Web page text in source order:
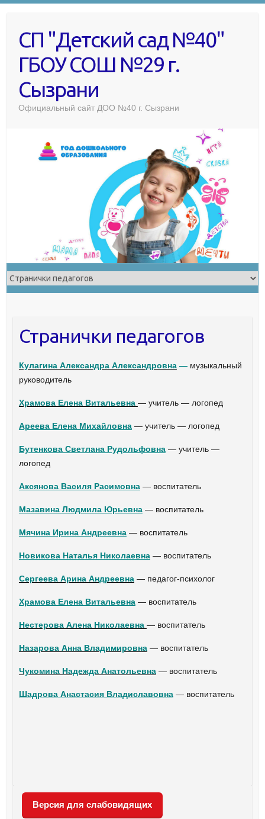
СП "Детский сад №40"
ГБОУ СОШ №29 г.
Сызрани
Официальный сайт ДОО №40 г. Сызрани
Странички педагогов
Кулагина Александра Александровна— музыкальный
руководитель
Храмова Елена Витальевна — учитель — логопед
Ареева Елена Михайловна— учитель — логопед
Бутенкова Светлана Рудольфовна— учитель —
логопед
Аксянова Василя Расимовна— воспитатель
Мазавина Людмила Юрьевна — воспитатель
Мячина Ирина Андреевна — воспитатель
Новикова Наталья Николаевна— воспитатель
Сергеева Арина Андреевна— педагог-психолог
Храмова Елена Витальевна— воспитатель
Нестерова Алена Николаевна — воспитатель
Назарова Анна Владимировна— воспитатель
Чукомина Надежда Анатольевна— воспитатель
Шадрова Анастасия Владиславовна— воспитатель
Версия для слабовидящих